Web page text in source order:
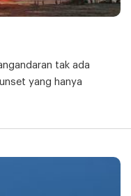
tak ada
yang hanya